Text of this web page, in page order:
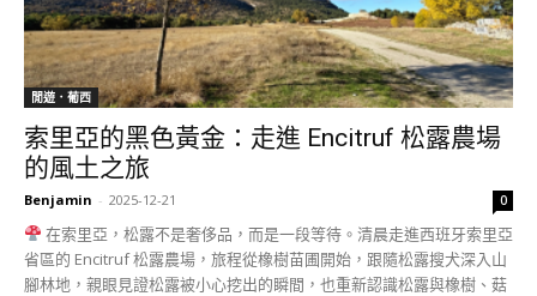
閒遊．葡西
索里亞的黑色黃金：走進 Encitruf 松露農場
的風土之旅
Benjamin - 2025-12-21 0
在索里亞，松露不是奢侈品，而是一段等待。清晨走進西班牙索里亞
省區的 Encitruf 松露農場，旅程從橡樹苗圃開始，跟隨松露搜犬深入山
腳林地，親眼見證松露被小心挖出的瞬間，也重新認識松露與橡樹、菇